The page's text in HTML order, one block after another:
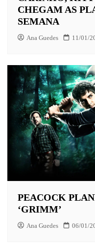
CHEGAM AS
SEMANA
Ana Guedes 11/01/
PEACOCK
‘GRIMM’
Ana Guedes 06/01/